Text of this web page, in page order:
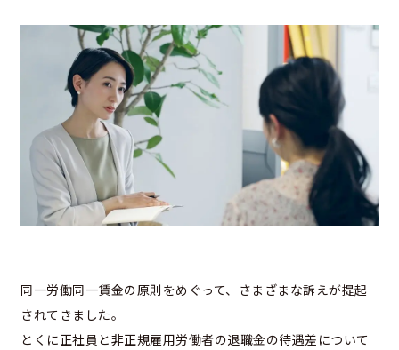
同一労働同一賃金の原則をめぐって、さまざまな訴えが提起
されてきました。
とくに正社員と非正規雇用労働者の退職金の待遇差について